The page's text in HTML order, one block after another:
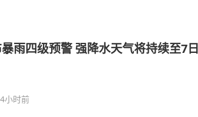
雨四级预警 强降水天气将持续至7日
小时前